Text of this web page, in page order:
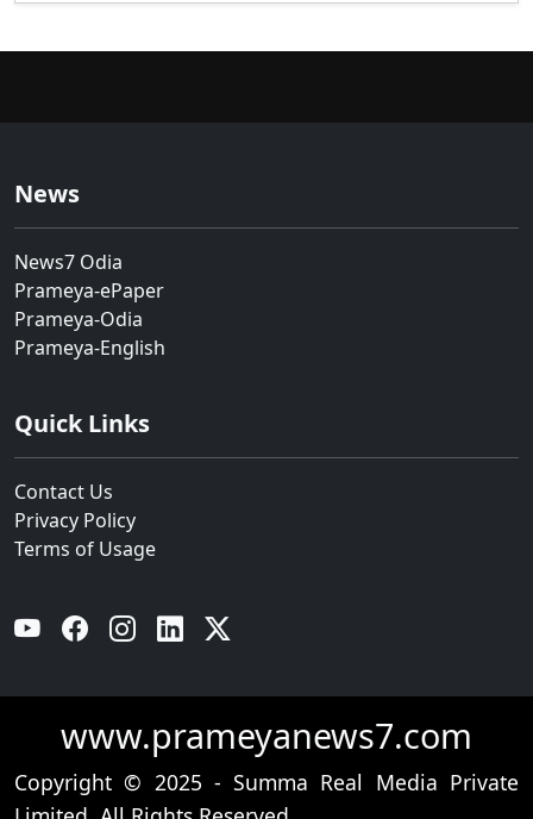
News
News7 Odia
Prameya-ePaper
Prameya-Odia
Prameya-English
Quick Links
Contact Us
Privacy Policy
Terms of Usage
YouTube Facebook Instagram Linkedin
www.prameyanews7.com
Copyright © 2025 - Summa Real Media Private